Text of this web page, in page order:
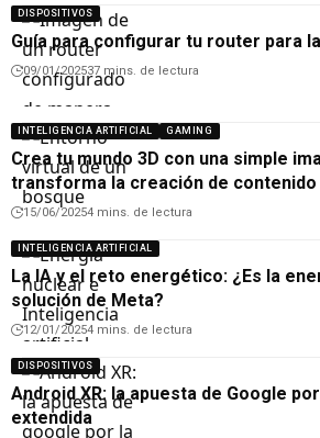
DISPOSITIVOS
Guía para configurar tu router para
09/01/202537 mins. de lectura
INTELIGENCIA ARTIFICIAL GAMING
Crea tu mundo 3D con una simple
transforma la creación de contenido
15/06/20254 mins. de lectura
INTELIGENCIA ARTIFICIAL
La IA y el reto energético: ¿Es la
solución de Meta?
12/01/20254 mins. de lectura
DISPOSITIVOS
Android XR: la apuesta de Google
extendida